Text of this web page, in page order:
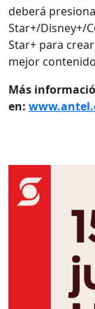
deberá
Star+/Disney+/
Star+ para
mejor
Más
en: